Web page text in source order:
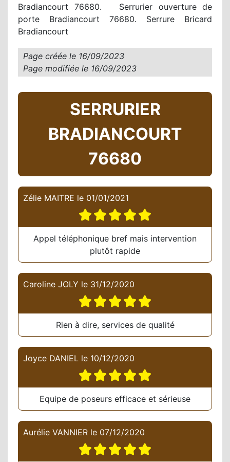
Bradiancourt 76680. Serrurier ouverture de
porte Bradiancourt 76680. Serrure Bricard
Bradiancourt
Page créée le 16/09/2023
Page modifiée le 16/09/2023
SERRURIER
BRADIANCOURT
76680
Zélie MAITRE le 01/01/2021
Appel téléphonique bref mais intervention
plutôt rapide
Caroline JOLY le 31/12/2020
Rien à dire, services de qualité
Joyce DANIEL le 10/12/2020
Equipe de poseurs efficace et sérieuse
Aurélie VANNIER le 07/12/2020